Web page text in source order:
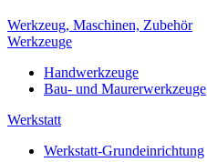
Werkzeug, Maschinen, Zubehör
Werkzeuge
Handwerkzeuge
Bau- und Maurerwerkzeuge
Werkstatt
Werkstatt-Grundeinrichtung